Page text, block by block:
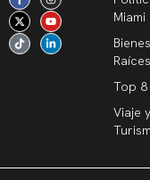
a
c
e
b
o
o
n
s
t
a
g
r
-
t
w
i
t
t
o
u
t
u
b
e
i
k
t
o
k
i
n
k
e
d
i
Miami
Bienes
Top 8
Viaje y